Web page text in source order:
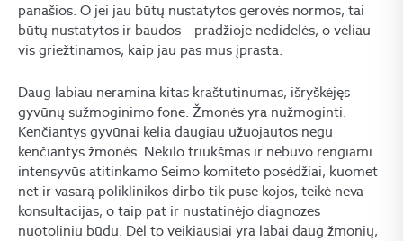
panašios. O jei jau būtų nustatytos gerovės normos, tai
būtų nustatytos ir baudos – pradžioje nedidelės, o vėliau
vis griežtinamos, kaip jau pas mus įprasta.
Daug labiau neramina kitas kraštutinumas, išryškėjęs
gyvūnų sužmoginimo fone. Žmonės yra nužmoginti.
Kenčiantys gyvūnai kelia daugiau užuojautos negu
kenčiantys žmonės. Nekilo triukšmas ir nebuvo rengiami
intensyvūs atitinkamo Seimo komiteto posėdžiai, kuomet
net ir vasarą poliklinikos dirbo tik puse kojos, teikė neva
konsultacijas, o taip pat ir nustatinėjo diagnozes
nuotoliniu būdu. Dėl to veikiausiai yra labai daug žmonių,